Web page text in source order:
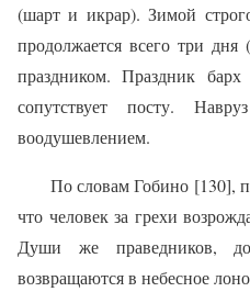
(шарт и икрар). Зимой
продолжается всего три
праз­дником. Праздник барх
сопутствует посту.
воодушевлением.
По словам Гобино [130],
что человек за грехи
Души же праведников,
возвращаются в небесное